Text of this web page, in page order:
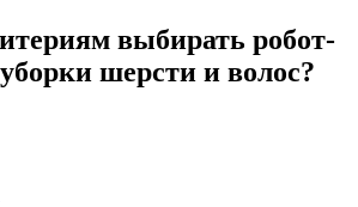
выбирать робот-
шерсти и волос?